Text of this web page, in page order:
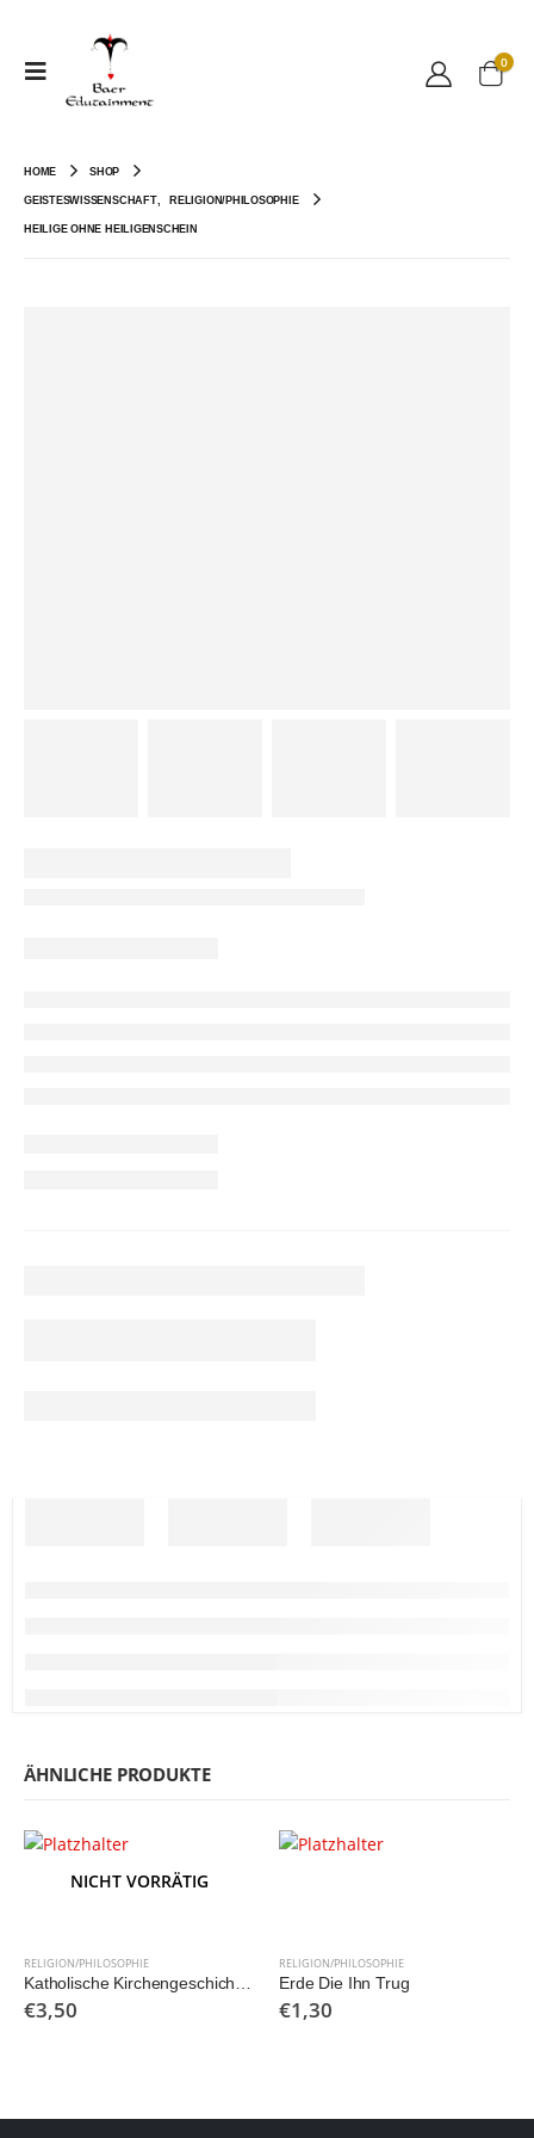
0
HOME SHOP
GEISTESWISSENSCHAFT, RELIGION/PHILOSOPHIE
HEILIGE OHNE HEILIGENSCHEIN
ÄHNLICHE PRODUKTE
NICHT VORRÄTIG
RELIGION/PHILOSOPHIE
€3,50
RELIGION/PHILOSOPHIE
Erde Die Ihn Trug
€1,30